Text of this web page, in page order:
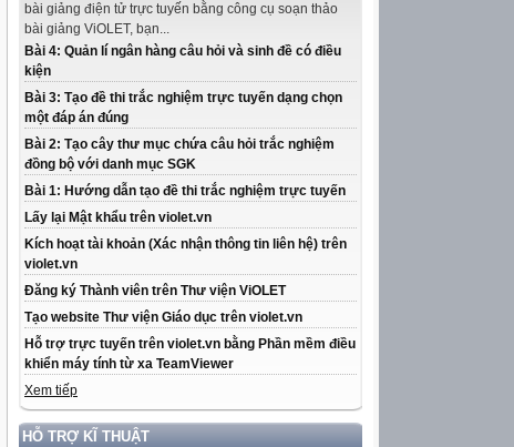
bài giảng điện tử trực tuyến bằng công cụ soạn thảo
bài giảng ViOLET, bạn...
Bài 4: Quản lí ngân hàng câu hỏi và sinh đề có điều
kiện
Bài 3: Tạo đề thi trắc nghiệm trực tuyến dạng chọn
một đáp án đúng
Bài 2: Tạo cây thư mục chứa câu hỏi trắc nghiệm
đồng bộ với danh mục SGK
Bài 1: Hướng dẫn tạo đề thi trắc nghiệm trực tuyến
Lấy lại Mật khẩu trên violet.vn
Kích hoạt tài khoản (Xác nhận thông tin liên hệ) trên
violet.vn
Đăng ký Thành viên trên Thư viện ViOLET
Tạo website Thư viện Giáo dục trên violet.vn
Hỗ trợ trực tuyến trên violet.vn bằng Phần mềm điều
khiển máy tính từ xa TeamViewer
Xem tiếp
HỖ TRỢ KĨ THUẬT